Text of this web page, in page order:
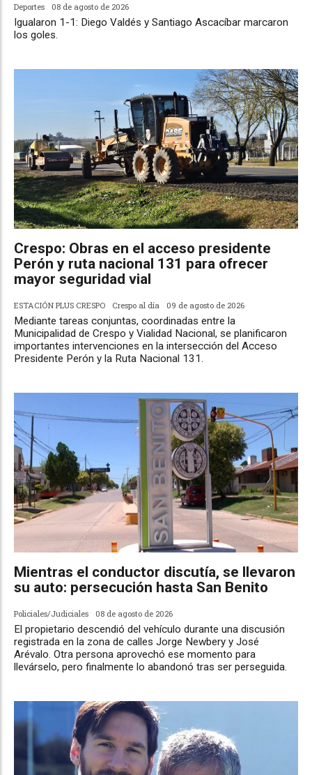
Deportes 08 de agosto de 2026
Igualaron 1-1: Diego Valdés y Santiago Ascacíbar marcaron
los goles.
Crespo: Obras en el acceso presidente
Perón y ruta nacional 131 para ofrecer
mayor seguridad vial
ESTACIÓN PLUS CRESPO Crespo al día 09 de agosto de 2026
Mediante tareas conjuntas, coordinadas entre la
Municipalidad de Crespo y Vialidad Nacional, se planificaron
importantes intervenciones en la intersección del Acceso
Presidente Perón y la Ruta Nacional 131.
Mientras el conductor discutía, se llevaron
su auto: persecución hasta San Benito
Policiales/Judiciales 08 de agosto de 2026
El propietario descendió del vehículo durante una discusión
registrada en la zona de calles Jorge Newbery y José
Arévalo. Otra persona aprovechó ese momento para
llevárselo, pero finalmente lo abandonó tras ser perseguida.